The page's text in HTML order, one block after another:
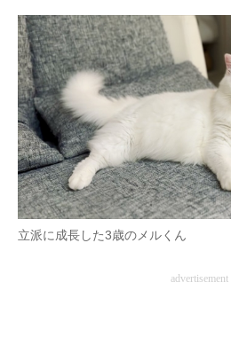
立派に成長した3歳のメルくん
advertisement